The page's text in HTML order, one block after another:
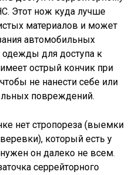
Этот нож куда лучше
материалов и может
автомобильных
одежды для доступа к
острый кончик при
не нанести себе или
повреждений.
нет стропореза (выемки
который есть у
нужен он далеко не всем.
серрейторного